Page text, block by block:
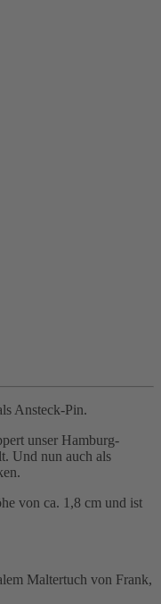
Ansteck-Pin.
unser Hamburg-
Und nun auch als
von ca. 1,8 cm und ist
Maltertuch von Frank,